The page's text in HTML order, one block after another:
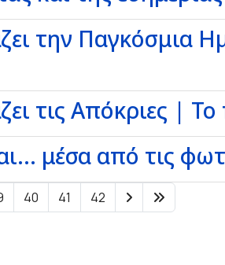
την Παγκόσμια
τις Απόκριες |
μέσα από τις
40 41 42